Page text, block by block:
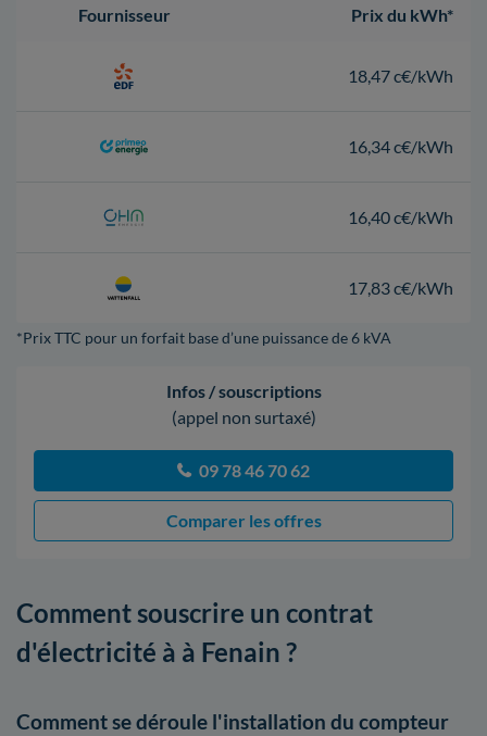
Fournisseur Prix du kWh*
18,47 c€/kWh
16,34 c€/kWh
16,40 c€/kWh
17,83 c€/kWh
*Prix TTC pour un forfait base d’une puissance de 6 kVA
Infos / souscriptions
(appel non surtaxé)
09 78 46 70 62
Comparer les offres
Comment souscrire un contrat
d'électricité à à Fenain ?
Comment se déroule l'installation du compteur